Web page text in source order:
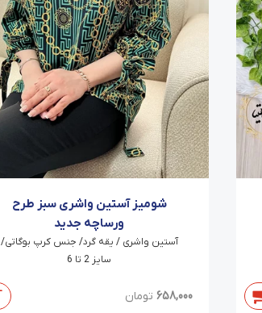
شومیز آستین واشری سبز طرح
ورساچه جدید
آستین واشری / یقه گرد/ جنس کرپ بوگاتی/
سایز 2 تا 6
658,000 تومان